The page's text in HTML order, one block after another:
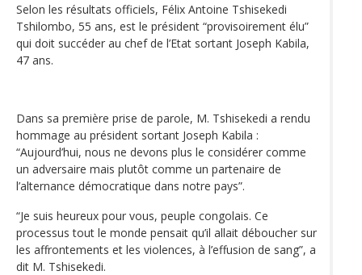
Selon les résultats officiels, Félix Antoine Tshisekedi
Tshilombo, 55 ans, est le président “provisoirement élu”
qui doit succéder au chef de l’Etat sortant Joseph Kabila,
47 ans.
Dans sa première prise de parole, M. Tshisekedi a rendu
hommage au président sortant Joseph Kabila :
“Aujourd’hui, nous ne devons plus le considérer comme
un adversaire mais plutôt comme un partenaire de
l’alternance démocratique dans notre pays”.
“Je suis heureux pour vous, peuple congolais. Ce
processus tout le monde pensait qu’il allait déboucher sur
les affrontements et les violences, à l’effusion de sang”, a
dit M. Tshisekedi.